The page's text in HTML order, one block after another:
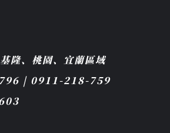
隆、桃園、宜蘭區域
| 0911-218-759